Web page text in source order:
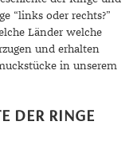
“links oder rechts?”
Länder welche
und erhalten
in unserem
DER RINGE